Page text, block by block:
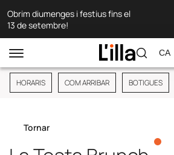
Obrim diumenges i festius fins el
13 de setembre!
HORARIS COM ARRIBAR BOTIGUES
Tornar